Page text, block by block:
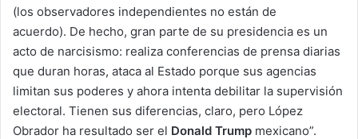
(los observadores independientes no están de
acuerdo). De hecho, gran parte de su presidencia es un
acto de narcisismo: realiza conferencias de prensa diarias
que duran horas, ataca al Estado porque sus agencias
limitan sus poderes y ahora intenta debilitar la supervisión
electoral. Tienen sus diferencias, claro, pero López
Obrador ha resultado ser el Donald Trump mexicano”.